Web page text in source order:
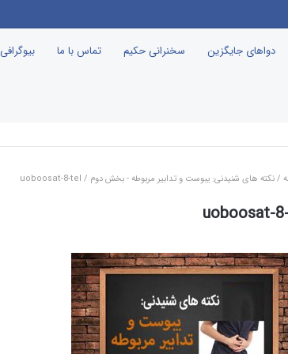
درست مثل این می‌مونه که صدام رو دعوت کنن راهیان نور!
دواهای جایگزین سخنرانی حکیم تماس با ما
/نکته های شنیدنی: یبوست و تدابیر مربوطه - بخش دوم /
uoboosat-8-tel
uoboosat-